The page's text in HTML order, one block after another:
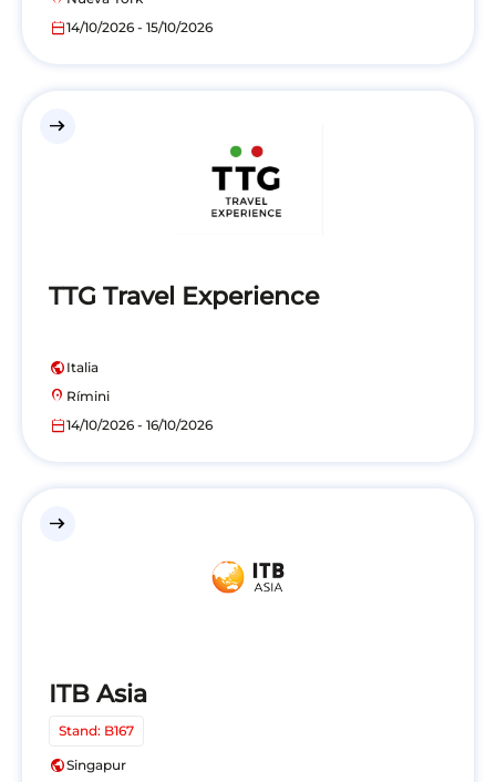
calendar_today14/10/2026 - 15/10/2026
east
TTG Travel Experience
public Italia
location_on Rímini
calendar_today14/10/2026 - 16/10/2026
east
ITB Asia
Stand: B167
publicSingapur